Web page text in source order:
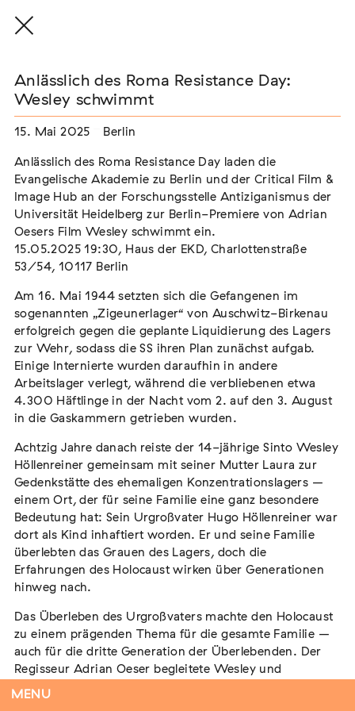
MENU
THE THREAD THAT HOLDS / DER FADEN,
DER HÄLT
Extern
22. Juli 2026 - 04. Oktober 2026 Augsburg
Der Weg der Sinti und Roma
02. August 2026 - 16. August 2026 Darmstadt
Tag der Menschlichkeit Verband Deutscher
Sinti und Roma, Landesverband Rheinland-
Pfalz nimmt teil
Extern
22. August 2026 Landau in der Pfalz
Vom Vorurteil zur Gewalt: Politische und
soziale Feindbilder in Geschichte und
Gegenwart
Extern
15. September 2026 Dortmund
Anlässlich des Roma Resistance Day:
Wesley schwimmt
15. Mai 2025 Berlin
Anlässlich des Roma Resistance Day laden die
Evangelische Akademie zu Berlin und der Critical Film &
Image Hub an der Forschungsstelle Antiziganismus der
Universität Heidelberg zur Berlin-Premiere von Adrian
Oesers Film Wesley schwimmt ein.
15.05.2025 19:30, Haus der EKD, Charlottenstraße
53/54, 10117 Berlin
Am 16. Mai 1944 setzten sich die Gefangenen im
sogenannten „Zigeunerlager“ von Auschwitz-Birkenau
erfolgreich gegen die geplante Liquidierung des Lagers
zur Wehr, sodass die SS ihren Plan zunächst aufgab.
Einige Internierte wurden daraufhin in andere
Arbeitslager verlegt, während die verbliebenen etwa
4.300 Häftlinge in der Nacht vom 2. auf den 3. August
in die Gaskammern getrieben wurden.
Achtzig Jahre danach reiste der 14-jährige Sinto Wesley
Höllenreiner gemeinsam mit seiner Mutter Laura zur
Gedenkstätte des ehemaligen Konzentrationslagers –
einem Ort, der für seine Familie eine ganz besondere
Bedeutung hat: Sein Urgroßvater Hugo Höllenreiner war
dort als Kind inhaftiert worden. Er und seine Familie
überlebten das Grauen des Lagers, doch die
Erfahrungen des Holocaust wirken über Generationen
hinweg nach.
Das Überleben des Urgroßvaters machte den Holocaust
zu einem prägenden Thema für die gesamte Familie –
auch für die dritte Generation der Überlebenden. Der
Regisseur Adrian Oeser begleitete Wesley und
dokumentierte dessen Reise.